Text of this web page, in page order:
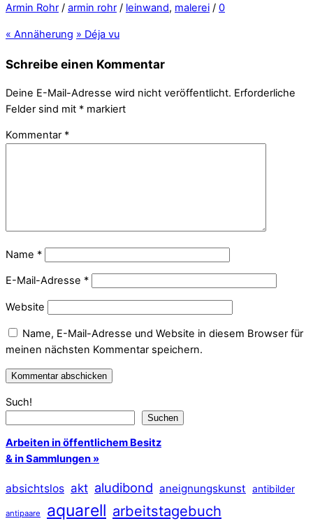
Armin Rohr / armin rohr / leinwand, malerei / 0
« Annäherung » Déja vu
Schreibe einen Kommentar
Deine E-Mail-Adresse wird nicht veröffentlicht. Erforderliche
Felder sind mit * markiert
Kommentar *
Name *
E-Mail-Adresse *
Website
Name, E-Mail-Adresse und Website in diesem Browser für
meinen nächsten Kommentar speichern.
Such!
Suchen
Arbeiten in öffentlichem Besitz
& in Sammlungen »
absichtslos akt aludibond aneignungskunst antibilder
antipaare aquarell arbeitstagebuch